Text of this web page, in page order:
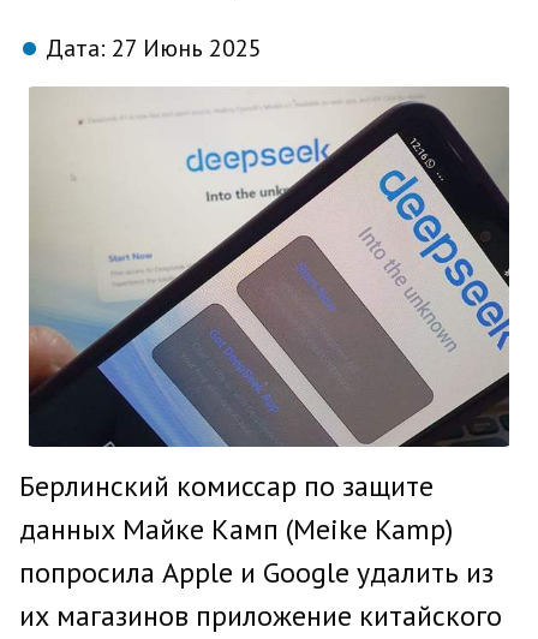
Дата: 27 Июнь 2025
Берлинский комиссар по защите
данных Майке Камп (Meike Kamp)
попросила Apple и Google удалить из
их магазинов приложение китайского